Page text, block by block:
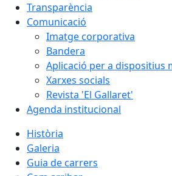
Transparència
Comunicació
Imatge corporativa
Bandera
Aplicació per a dispositius
Xarxes socials
Revista 'El Gallaret'
Agenda institucional
Història
Galeria
Guia de carrers